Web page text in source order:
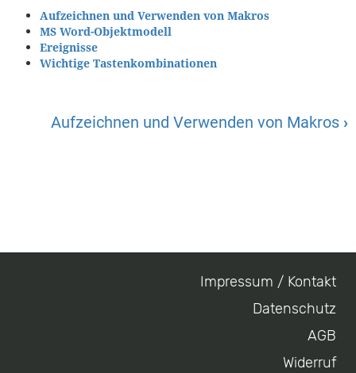
Aufzeichnen und Verwenden von Makros
MS Word-Objektmodell
Ereignisse
Wichtige Tastenkombinationen
Aufzeichnen und Verwenden von Makros ›
Impressum / Kontakt
Datenschutz
AGB
Widerruf